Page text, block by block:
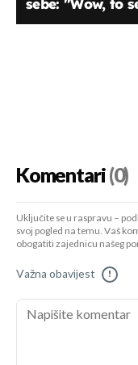
sebe: "Wow, to
Komentari(0)
Uključite se u raspravu –
svoj pogled na temu. Vaš
obogatiti zajednicu našeg
Važna obavijest !